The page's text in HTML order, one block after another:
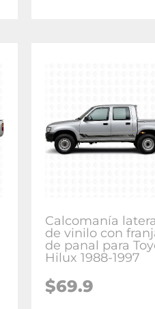
Calcomanía
de vinilo con
de panal para
Hilux 1988-1997
$69.9